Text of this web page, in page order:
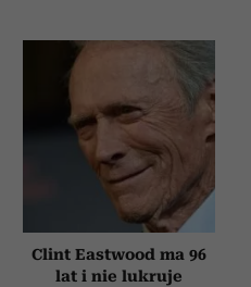
Clint Eastwood ma 96
lat i nie lukruje